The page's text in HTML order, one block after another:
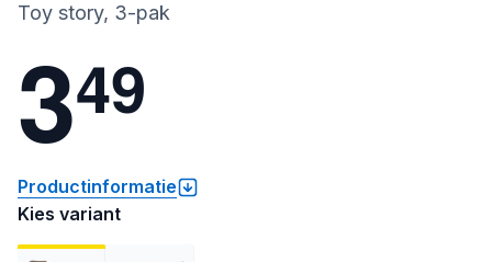
Toy story, 3-pak
349
Productinformatie
Kies variant